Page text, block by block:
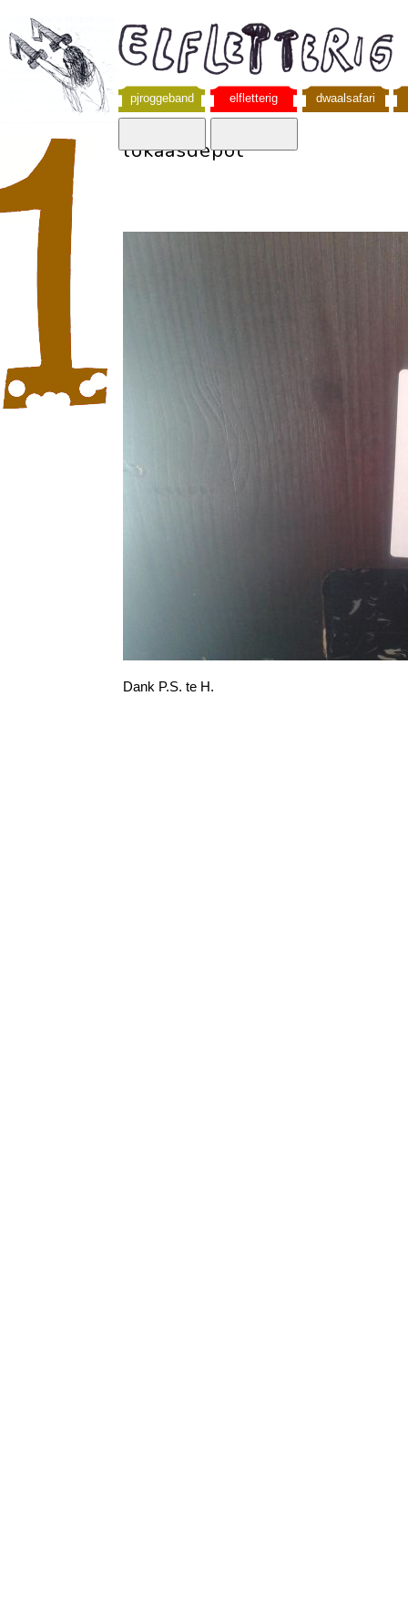
pjroggeband elfletterig dwaalsafari
lokaasdepot
Dank P.S. te H.